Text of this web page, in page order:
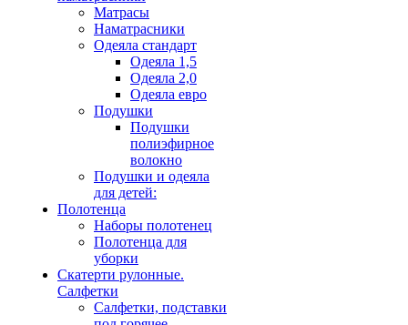
Матрасы
Наматрасники
Одеяла стандарт
Одеяла 1,5
Одеяла 2,0
Одеяла евро
Подушки
Подушки
полиэфирное
волокно
Подушки и одеяла
для детей:
Полотенца
Наборы полотенец
Полотенца для
уборки
Скатерти рулонные.
Салфетки
Салфетки, подставки